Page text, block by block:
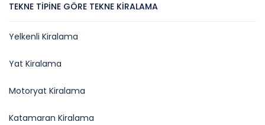
TEKNE TIPINE GÖRE TEKNE KIRALAMA
Yelkenli Kiralama
Yat Kiralama
Motoryat Kiralama
Katamaran Kiralama